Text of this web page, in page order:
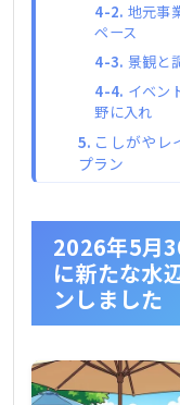
地元事
ペース
景観と
イベン
野に入れ
こしがやレ
プラン
7店を
アクテ
朝から
テラス
今、なぜお
か？おむすび
2026年5月
に新たな水
ンしました